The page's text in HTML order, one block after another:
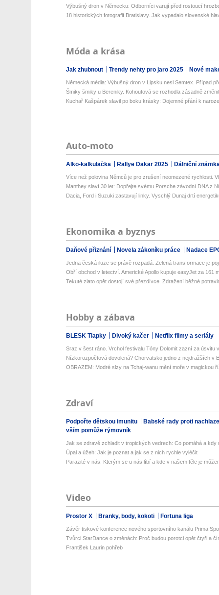
Výbušný dron v Německu: Odborníci varují před rostoucí
18 historických fotografií Bratislavy. Jak vypadalo slovenské
Móda a krása
Jak zhubnout Trendy nehty pro jaro 2025 Nové
Německá média: Výbušný dron v Lipsku nesl Semtex. Případ
Šmiky šmiky u Bereniky. Kohoutová se rozhodla zásadně
Kuchař Kašpárek slavil po boku krásky: Dojemné přání k
Auto-moto
Alko-kalkulačka Rallye Dakar 2025 Dálniční
Více než polovina Němců je pro zrušení neomezené rychlosti.
Manthey slaví 30 let: Dopřejte svému Porsche závodní DNA z
Dacia, Ford i Suzuki zastavují linky. Vyschlý Dunaj drtí
Ekonomika a byznys
Daňové přiznání Novela zákoníku práce Nadace
Jedna česká iluze se právě rozpadá. Zelená transformace je
Obří obchod v letectví. Americké Apollo kupuje easyJet za 161
Tekuté zlato opět dostojí své přezdívce. Zdražení běžné
Hobby a zábava
BLESK Tlapky Divoký kačer Netflix filmy a seriály
Sraz v šest ráno. Vrchol festivalu Tóny Dolomit zazní za úsvitu
Nízkorozpočtová dovolená? Chorvatsko jedno z nejdražších v
OBRAZEM: Modré slzy na Tchaj-wanu mění moře v magickou
Zdraví
Podpořte dětskou imunitu
Babské rady proti
vším pomůže rýmovník
Jak se zdravě zchladit v tropických vedrech: Co pomáhá a kdy
Úpal a úžeh: Jak je poznat a jak se z nich rychle vyléčit
Parazité v nás: Kterým se u nás líbí a kde v našem těle je
Video
Prostor X Branky, body, kokoti Fortuna liga
Závěr tiskové konference nového sportovního kanálu Prima
Tvůrci StarDance o změnách: Proč budou porotci opět čtyři a
František Laurin pohřeb